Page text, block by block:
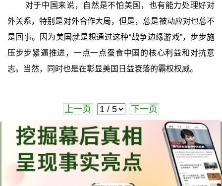
对于中国来说，自然是不怕美国，也有能力处理好对
外关系，特别是对外合作大局，但是，总是被动应对也总不
是回事。因为美国就是想通过这种“战争边缘游戏”，步步施
压步步紧逼推进，一点一点蚕食中国的核心利益和对抗意
志。当然，同时也是在彰显美国日益衰落的霸权权威。
上一页 下一页